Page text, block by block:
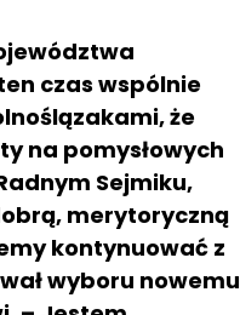
czas wspólnie
że
na pomysłowych
Sejmiku,
merytoryczną
kontynuować z
wyboru nowemu